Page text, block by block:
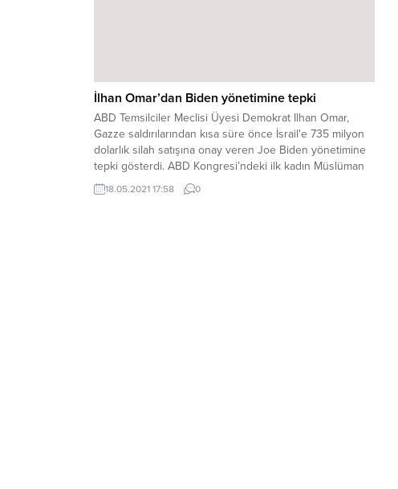
İlhan Omar’dan Biden yönetimine tepki
ABD Temsilciler Meclisi Üyesi Demokrat Ilhan Omar,
Gazze saldırılarından kısa süre önce İsrail'e 735 milyon
dolarlık silah satışına onay veren Joe Biden yönetimine
tepki gösterdi. ABD Kongresi’ndeki ilk kadın Müslüman
vekillerden Omar, yaptığı yazılı açıklamada, İsrail’e hassas
güdümlü füze satışına onay veren Biden yönetimini
18.05.2021 17:58 0